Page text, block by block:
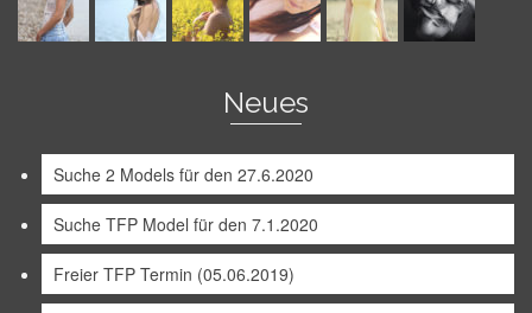
Neues
Suche 2 Models für den 27.6.2020
Suche TFP Model für den 7.1.2020
Freier TFP Termin (05.06.2019)